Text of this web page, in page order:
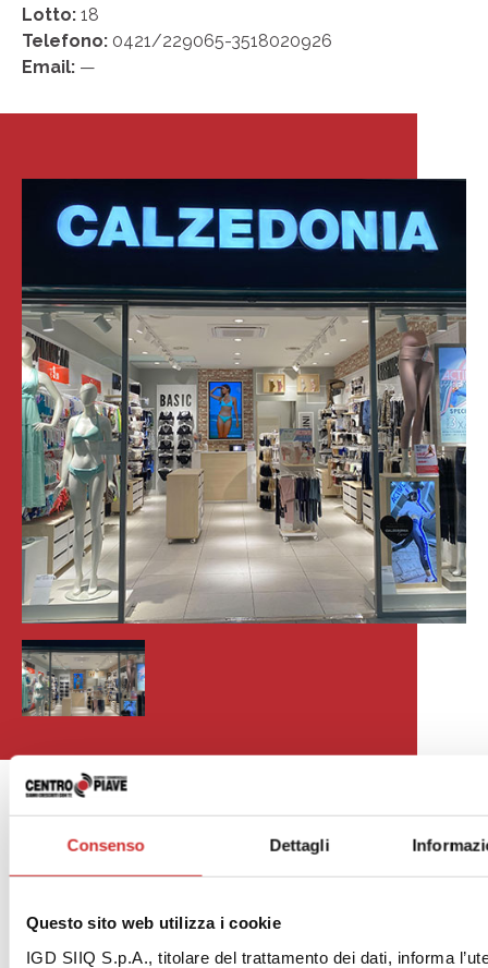
Consenso Dettagli
Questo sito web utilizza i cookie
IGD SIIQ S.p.A., titolare del trattamento dei dati, informa
Lotto: 18
Telefono: 0421/229065-3518020926
Email: —
.